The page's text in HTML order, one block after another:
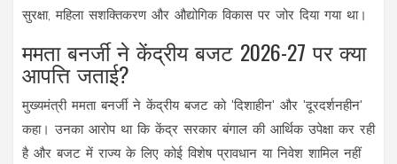
सुरक्षा, महिला सशक्तिकरण और औद्योगिक विकास पर जोर दिया गया था।
ममता बनर्जी ने केंद्रीय बजट 2026-27 पर क्या
आपत्ति जताई?
मुख्यमंत्री ममता बनर्जी ने केंद्रीय बजट को 'दिशाहीन' और 'दूरदर्शनहीन'
कहा। उनका आरोप था कि केंद्र सरकार बंगाल की आर्थिक उपेक्षा कर रही
है और बजट में राज्य के लिए कोई विशेष प्रावधान या निवेश शामिल नहीं